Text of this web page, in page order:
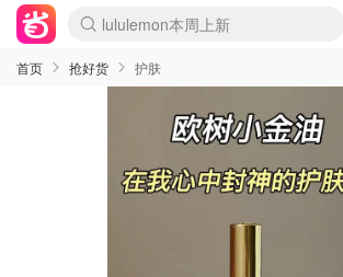
lululemon本周上新
Sasa美妆护肤3.5折
SSENSE年中3折
FreshBeauty好价汇总
Cettire降价+叠9折
Farfetch折上8折
WWS Coles超市实拍
viagogo二手票捡漏
Myer清仓1折起
The Outnet奢牌1折起
David Jones 3折起
Flannels大牌1折
Perfumes Club护肤1折
AMIRO返校季6.2折
Oweek抽奖送Airpods
Amazon折扣汇总
eToro入金$200送$50
Amazon数码好物
ICONIC本周7.5折
ThedoubleF高奢地板价
Moose Knuckles 6折
丝芙兰5折起
EUFY官网3.7折起
Selenichast首饰2折
Trip机票酒店促销
YSL送5件彩妆礼
Amazon家居好物
BIGBANG巡演开票
David Jones时尚3折
Amazon美妆护肤
雅漾大喷$8
过敏原检测盒$33
伊索独家赠50ml沐浴露
科颜氏送高保湿面霜
SEALIFE海洋馆门票6折
丝塔芙大白罐$16
订阅Newsletter送香薰
Cult Beauty 6.8折
Harrods圣诞日历2.3折
LN-CC奢牌私促3折
d'Alba空姐喷雾$16
EVE LOM套装逆天2折
Bernardelli独家4折
Adore Beauty 6折起
CT圣诞日历
Mytheresa奢品2.7折
首页 抢好货 护肤